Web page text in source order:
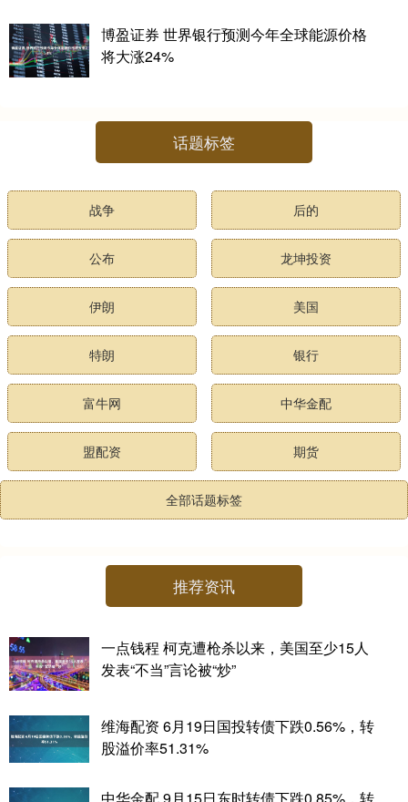
博盈证券 世界银行预测今年全球能源价格
将大涨24%
话题标签
战争 后的
公布 龙坤投资
伊朗 美国
特朗 银行
富牛网 中华金配
盟配资 期货
全部话题标签
推荐资讯
一点钱程 柯克遭枪杀以来，美国至少15人
发表“不当”言论被“炒”
维海配资 6月19日国投转债下跌0.56%，转
股溢价率51.31%